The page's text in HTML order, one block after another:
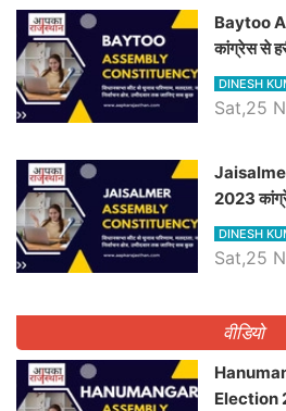
Baytoo
कांग्रेस से
भाजपा
सीट के
DINESH
Sat,25
2023
भाटी होंगे
विधानसभा
DINESH
Sat,25
वीडियो
Election